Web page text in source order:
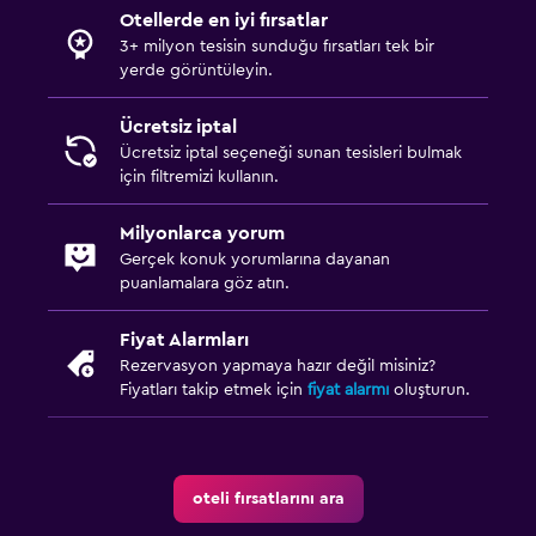
Saç kurutma makinesi
Özel banyo
Tuvalet kağıdı
Duş kabini
Park ve ulaşım
Ücretsiz otopark
Özel park yeri
Shuttle servisi (ek ücret uygulanır)
EV şarj istasyonu
Otellerde en iyi fırsatlar
3+ milyon tesisin sunduğu fırsatları tek bir
yerde görüntüleyin.
Ücretsiz iptal
Ücretsiz iptal seçeneği sunan tesisleri bulmak
için filtremizi kullanın.
Milyonlarca yorum
Gerçek konuk yorumlarına dayanan
puanlamalara göz atın.
Fiyat Alarmları
Rezervasyon yapmaya hazır değil misiniz?
Fiyatları takip etmek için fiyat alarmı oluşturun.
oteli fırsatlarını ara